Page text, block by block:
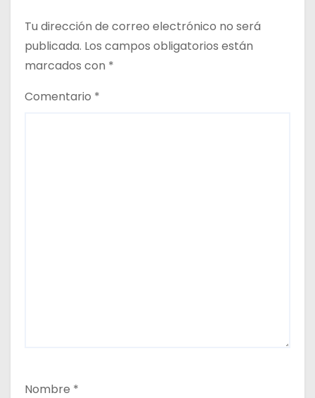
Tu dirección de correo electrónico no será
publicada. Los campos obligatorios están
marcados con *
Comentario *
Nombre *